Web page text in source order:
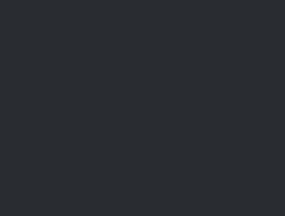
JUNIOREN KLEINFELD